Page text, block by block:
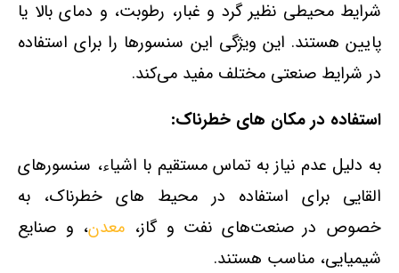
شرایط محیطی نظیر گرد و غبار، رطوبت، و دمای بالا یا
پایین هستند. این ویژگی این سنسورها را برای استفاده
در شرایط صنعتی مختلف مفید می‌کند.
استفاده در مکان‌ های خطرناک:
به دلیل عدم نیاز به تماس مستقیم با اشیاء، سنسورهای
القایی برای استفاده در محیط‌ های خطرناک، به
خصوص در صنعت‌های نفت و گاز، معدن، و صنایع
شیمیایی، مناسب هستند.